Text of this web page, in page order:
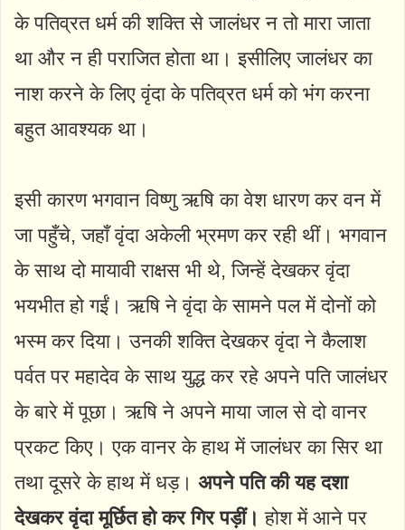
के पतिव्रत धर्म की शक्ति से जालंधर न तो मारा जाता
था और न ही पराजित होता था। इसीलिए जालंधर का
नाश करने के लिए वृंदा के पतिव्रत धर्म को भंग करना
बहुत आवश्यक था।
इसी कारण भगवान विष्णु ऋषि का वेश धारण कर वन में
जा पहुँचे, जहाँ वृंदा अकेली भ्रमण कर रही थीं। भगवान
के साथ दो मायावी राक्षस भी थे, जिन्हें देखकर वृंदा
भयभीत हो गईं। ऋषि ने वृंदा के सामने पल में दोनों को
भस्म कर दिया। उनकी शक्ति देखकर वृंदा ने कैलाश
पर्वत पर महादेव के साथ युद्ध कर रहे अपने पति जालंधर
के बारे में पूछा। ऋषि ने अपने माया जाल से दो वानर
प्रकट किए। एक वानर के हाथ में जालंधर का सिर था
तथा दूसरे के हाथ में धड़। अपने पति की यह दशा
देखकर वृंदा मूर्छित हो कर गिर पड़ीं। होश में आने पर